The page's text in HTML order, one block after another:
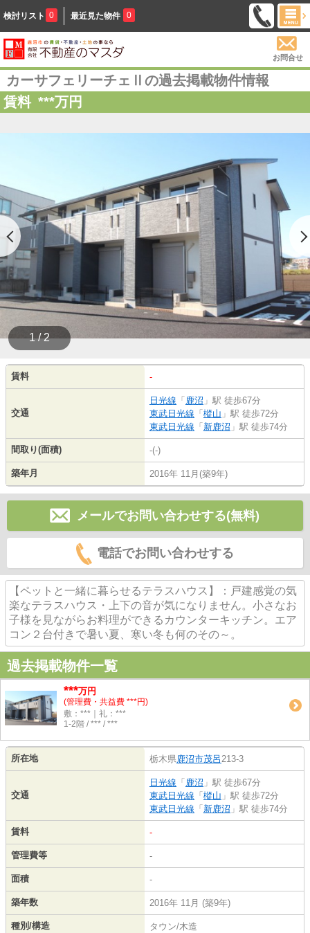
検討リスト 0 最近見た物件 0
お問合せ
カーサフェリーチェⅡの過去掲載物件情報
賃料 ***万円
1 / 2
賃料 -
交通
日光線 「 鹿沼 」駅 徒歩67分
東武日光線 「 樅山 」駅 徒歩72分
東武日光線 「 新鹿沼 」駅 徒歩74分
間取り(面積) -(-)
築年月 2016年 11月(築9年)
メールでお問い合わせする(無料)
電話でお問い合わせする
【ペットと一緒に暮らせるテラスハウス】：戸建感覚の気
楽なテラスハウス・上下の音が気になりません。小さなお
子様を見ながらお料理ができるカウンターキッチン。エア
コン２台付きで暑い夏、寒い冬も何のその～。
過去掲載物件一覧
***万円
(管理費・共益費 ***円)
敷：***｜礼：***
1-2階 / *** / ***
所在地 栃木県鹿沼市茂呂213-3
交通
日光線 「 鹿沼 」駅 徒歩67分
東武日光線 「 樅山 」駅 徒歩72分
東武日光線 「 新鹿沼 」駅 徒歩74分
賃料 -
管理費等 -
面積 -
築年数 2016年 11月 (築9年)
種別/構造 タウン/木造